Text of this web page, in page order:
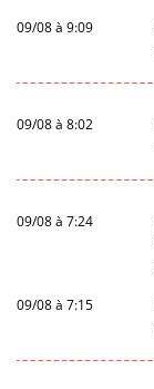
09/08 à 9:09
09/08 à 8:02
09/08 à 7:24
09/08 à 7:15